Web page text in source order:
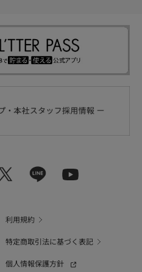
利用規約
特定商取引法に基づく表記
個人情報保護方針